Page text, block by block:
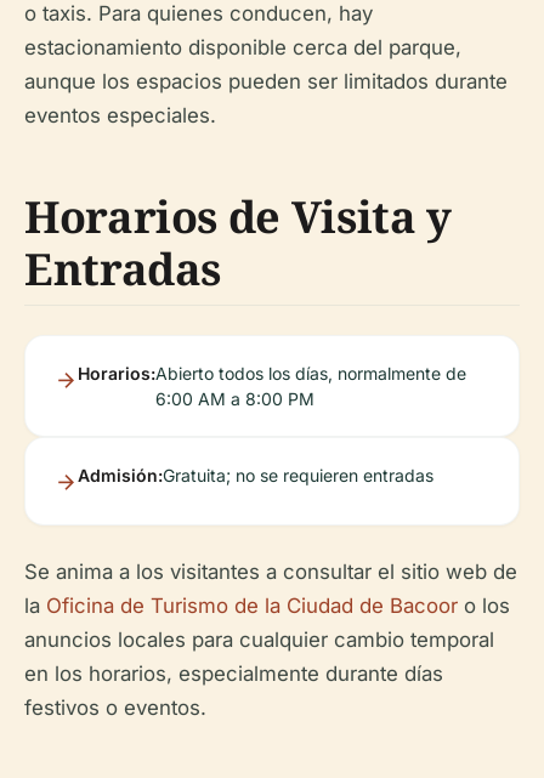
o taxis. Para quienes conducen, hay
estacionamiento disponible cerca del parque,
aunque los espacios pueden ser limitados durante
eventos especiales.
Horarios de Visita y
Entradas
Horarios:Abierto todos los días, normalmente de
6:00 AM a 8:00 PM
Admisión:Gratuita; no se requieren entradas
Se anima a los visitantes a consultar el sitio web de
la Oficina de Turismo de la Ciudad de Bacoor o los
anuncios locales para cualquier cambio temporal
en los horarios, especialmente durante días
festivos o eventos.